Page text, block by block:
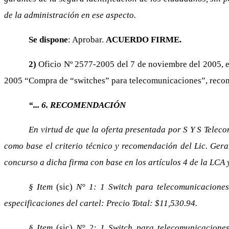
de la administración en ese aspecto.
Se dispone: Aprobar. ACUERDO FIRME.
2) Oficio Nº 2577-2005 del 7 de noviembre del 2005,
2005 “Compra de “switches” para telecomunicaciones”,
“... 6. RECOMENDACIÓN
En virtud de que la oferta presentada por S Y S
como base el criterio técnico y recomendación del Lic.
concurso a dicha firma con base en los artículos 4 de la
§ Item (sic) N° 1: 1 Switch para
especificaciones del cartel: Precio Total: $11,530.94.